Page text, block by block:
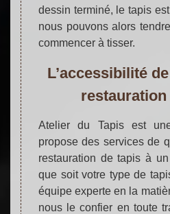
dessin terminé, le tapis
nous pouvons alors
commencer à tisser.
L’accessibilité
Atelier du Tapis est
propose des services de
restauration de tapis à
que soit votre type de
équipe experte en la
nous le confier en toute